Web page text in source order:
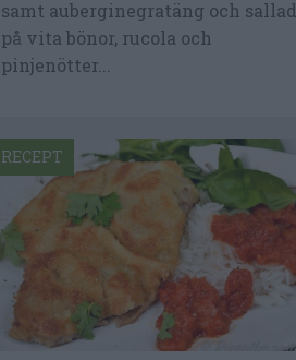
samt auberginegratäng och sallad
på vita bönor, rucola och
pinjenötter...
RECEPT